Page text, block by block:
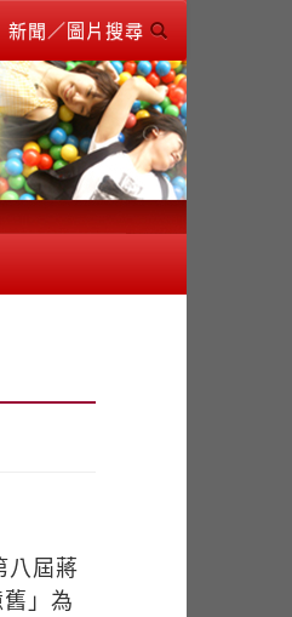
新聞／圖片搜尋
八屆蔣
」為